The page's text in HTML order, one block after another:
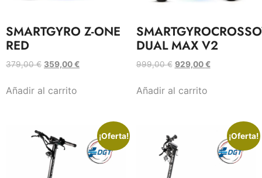
SMARTGYRO Z-ONE
RED
379,00€ 359,00€
Añadir al carrito
DUAL MAX V2
999,00€ 929,00€
Añadir al carrito
¡Oferta! ¡Oferta!